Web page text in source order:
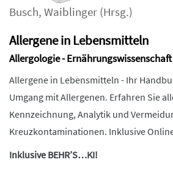
Busch, Waiblinger (Hrsg.)
Allergene in Lebensmitteln
Allergologie -
Allergene in Lebensmitteln - Ihr
Umgang mit Allergenen. Erfahren Sie
Kennzeichnung, Analytik und
Kreuzkontaminationen. Inklusive
Inklusive BEHR’S…KI!